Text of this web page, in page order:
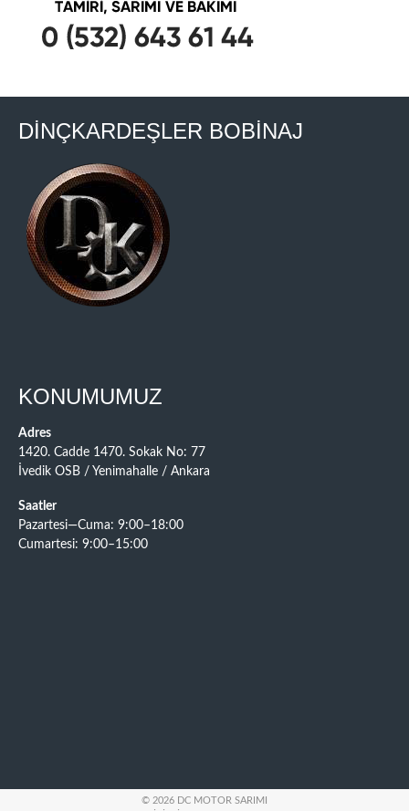
DİNÇKARDEŞLER BOBİNAJ
KONUMUMUZ
Adres
1420. Cadde 1470. Sokak No: 77
İvedik OSB / Yenimahalle / Ankara
Saatler
Pazartesi—Cuma: 9:00–18:00
Cumartesi: 9:00–15:00
© 2026 DC MOTOR SARIMI